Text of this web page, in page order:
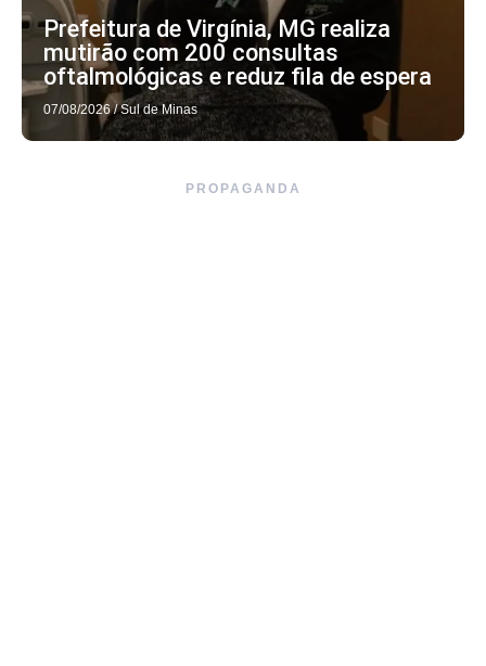
Prefeitura de Virgínia, MG realiza
mutirão com 200 consultas
oftalmológicas e reduz fila de espera
07/08/2026 / Sul de Minas
PROPAGANDA